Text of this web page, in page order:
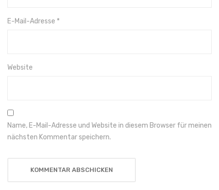
E-Mail-Adresse *
Website
Name, E-Mail-Adresse und Website in diesem Browser für meinen
nächsten Kommentar speichern.